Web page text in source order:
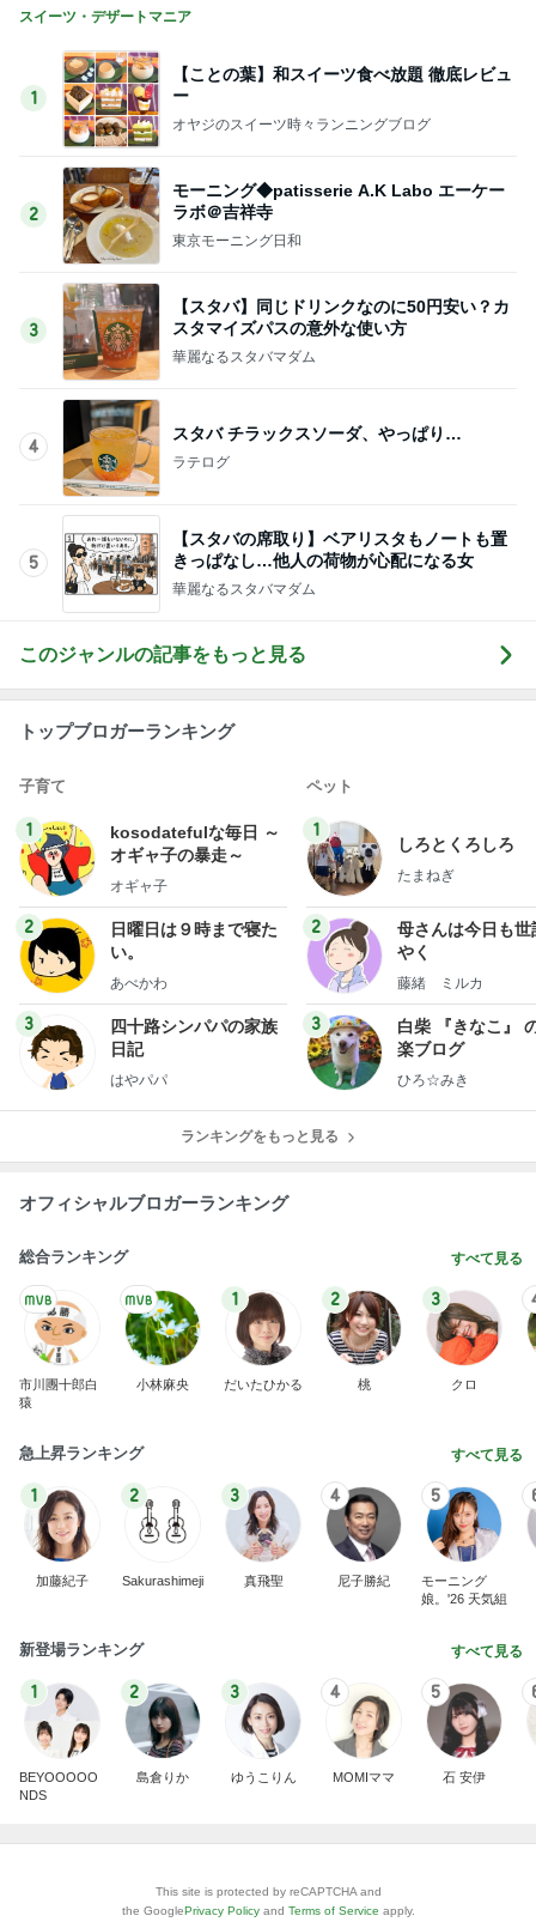
スイーツ・デザートマニア
1
【ことの葉】和スイーツ食べ放題 徹底レビュ
ー
オヤジのスイーツ時々ランニングブログ
2
モーニング◆patisserie A.K Labo エーケー
ラボ＠吉祥寺
東京モーニング日和
3
【スタバ】同じドリンクなのに50円安い？カ
スタマイズパスの意外な使い方
華麗なるスタバマダム
4
スタバ チラックスソーダ、やっぱり…
ラテログ
5
【スタバの席取り】ベアリスタもノートも置
きっぱなし…他人の荷物が心配になる女
華麗なるスタバマダム
このジャンルの記事をもっと見る
トップブロガーランキング
子育て
1
kosodatefulな毎日 ～
オギャ子の暴走～
オギャ子
2
日曜日は９時まで寝た
い。
あべかわ
3
四十路シンパパの家族
日記
はやパパ
ペット
1
しろとくろしろ
たまねぎ
2
母さんは今日も世
やく
藤緒 ミルカ
3
白柴 『きなこ』
楽ブログ
ひろ☆みき
ランキングをもっと見る
オフィシャルブロガーランキング
総合ランキング すべて見る
市川團十郎白
猿
小林麻央
1
だいたひかる
2
桃
3
クロ
急上昇ランキング すべて見る
1
加藤紀子
2
Sakurashimeji
3
真飛聖
4
尼子勝紀
5
モーニング
娘。'26 天気組
新登場ランキング すべて見る
1
BEYOOOOO
NDS
2
島倉りか
3
ゆうこりん
4
MOMIママ
5
石 安伊
This site is protected by reCAPTCHA and
the GooglePrivacy Policy and Terms of Service apply.